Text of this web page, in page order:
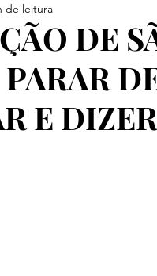
DE
E
de leitura